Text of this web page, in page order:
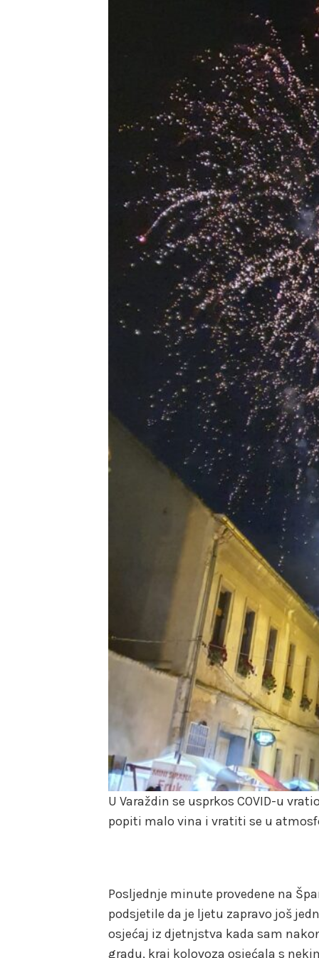
U Varaždin se usprkos COVID-u
popiti malo vina i vratiti se u
Posljednje minute provedene na
podsjetile da je ljetu zapravo još
osjećaj iz djetnjstva kada sam
gradu, kraj kolovoza osjećala s